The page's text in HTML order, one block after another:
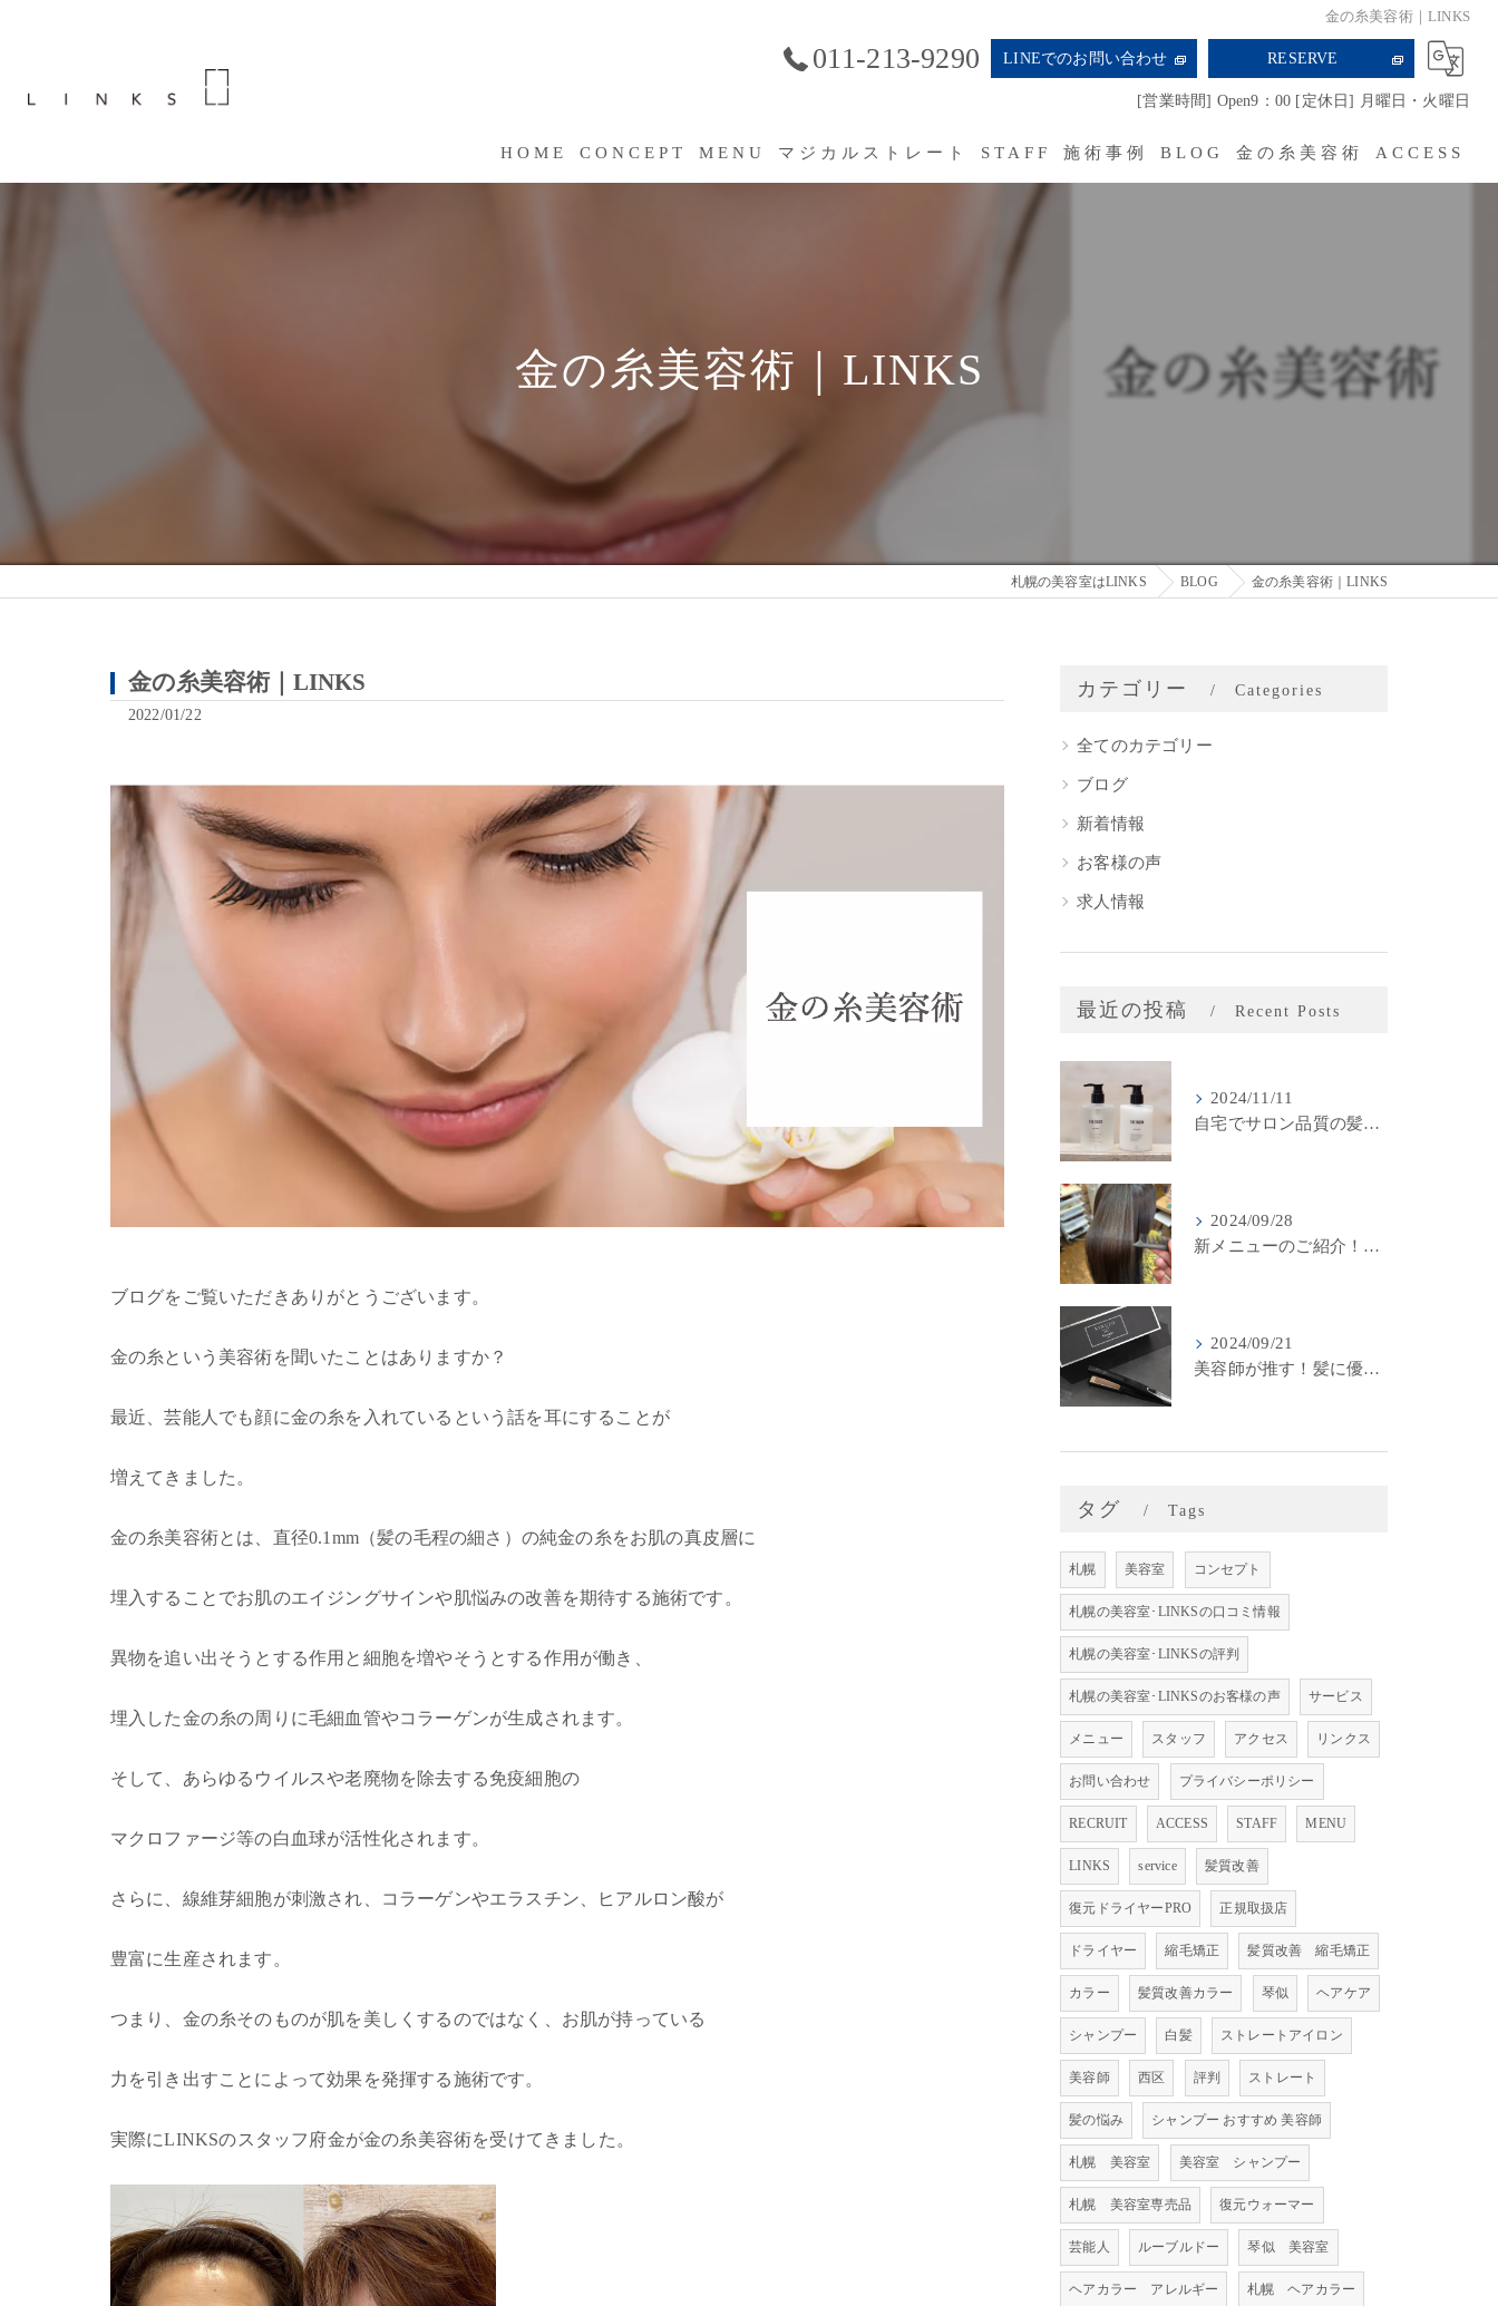
金の糸美容術｜LINKS
011-213-9290 LINEでのお問い合わせ RESERVE
[営業時間] Open9：00 [定休日] 月曜日・火曜日
HOME CONCEPT MENU マジカルストレート STAFF 施術事例 BLOG 金の糸美容術 ACCESS
金の糸美容術｜LINKS
札幌の美容室はLINKS BLOG 金の糸美容術｜LINKS
金の糸美容術｜LINKS
2022/01/22
ブログをご覧いただきありがとうございます。
金の糸という美容術を聞いたことはありますか？
最近、芸能人でも顔に金の糸を入れているという話を耳にすることが
増えてきました。
金の糸美容術とは、直径0.1mm（髪の毛程の細さ）の純金の糸をお肌の真皮層に
埋入することでお肌のエイジングサインや肌悩みの改善を期待する施術です。
異物を追い出そうとする作用と細胞を増やそうとする作用が働き、
埋入した金の糸の周りに毛細血管やコラーゲンが生成されます。
そして、あらゆるウイルスや老廃物を除去する免疫細胞の
マクロファージ等の白血球が活性化されます。
さらに、線維芽細胞が刺激され、コラーゲンやエラスチン、ヒアルロン酸が
豊富に生産されます。
つまり、金の糸そのものが肌を美しくするのではなく、お肌が持っている
力を引き出すことによって効果を発揮する施術です。
実際にLINKSのスタッフ府金が金の糸美容術を受けてきました。
カテゴリー Categories
全てのカテゴリー
ブログ
新着情報
お客様の声
求人情報
最近の投稿 Recent Posts
2024/11/11
自宅でサロン品質の髪質改善！LINKSオリジナル「THE RaDIXシャンプー＆トリートメント」のご紹介
2024/09/28
新メニューのご紹介！LINKSの最新髪質改善カラーメニューが登場！
2024/09/21
美容師が推す！髪に優しいストレートアイロン『キヌージョプロ』で美しいスタイリングを実現
タグ Tags
札幌 美容室 コンセプト
札幌の美容室･LINKSの口コミ情報
札幌の美容室･LINKSの評判
札幌の美容室･LINKSのお客様の声 サービス
メニュー スタッフ アクセス リンクス
お問い合わせ プライバシーポリシー
RECRUIT ACCESS STAFF MENU
LINKS service 髪質改善
復元ドライヤーPRO 正規取扱店
ドライヤー 縮毛矯正 髪質改善 縮毛矯正
カラー 髪質改善カラー 琴似 ヘアケア
シャンプー 白髪 ストレートアイロン
美容師 西区 評判 ストレート
髪の悩み シャンプー おすすめ 美容師
札幌 美容室 美容室 シャンプー
札幌 美容室専売品 復元ウォーマー
芸能人 ルーブルドー 琴似 美容室
ヘアカラー アレルギー 札幌 ヘアカラー